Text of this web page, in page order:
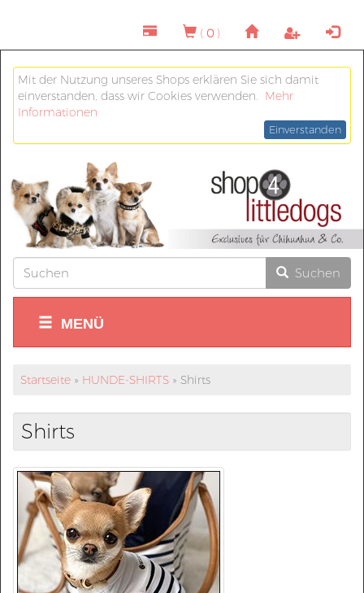
( 0 )
Mit der Nutzung unseres Shops erklären Sie sich damit
einverstanden, dass wir Cookies verwenden. Mehr
Informationen
Einverstanden
Suchen
MENÜ
Startseite » HUNDE-SHIRTS » Shirts
Shirts